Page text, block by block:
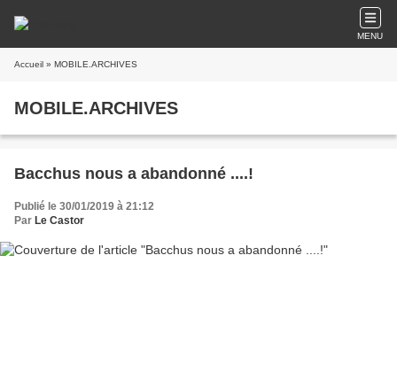
MENU
Accueil » MOBILE.ARCHIVES
MOBILE.ARCHIVES
Bacchus nous a abandonné ....!
Publié le 30/01/2019 à 21:12
Par Le Castor